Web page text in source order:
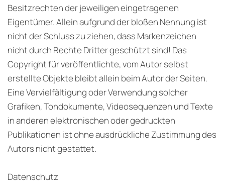
Besitzrechten der jeweiligen eingetragenen
Eigentümer. Allein aufgrund der bloßen Nennung ist
nicht der Schluss zu ziehen, dass Markenzeichen
nicht durch Rechte Dritter geschützt sind! Das
Copyright für veröffentlichte, vom Autor selbst
erstellte Objekte bleibt allein beim Autor der Seiten.
Eine Vervielfältigung oder Verwendung solcher
Grafiken, Tondokumente, Videosequenzen und Texte
in anderen elektronischen oder gedruckten
Publikationen ist ohne ausdrückliche Zustimmung des
Autors nicht gestattet.
Datenschutz